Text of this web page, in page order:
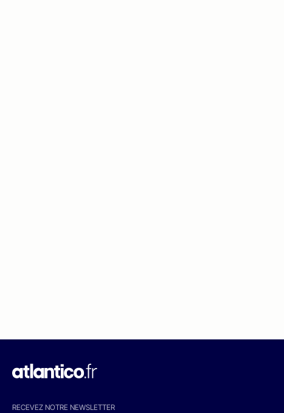
RECEVEZ NOTRE NEWSLETTER